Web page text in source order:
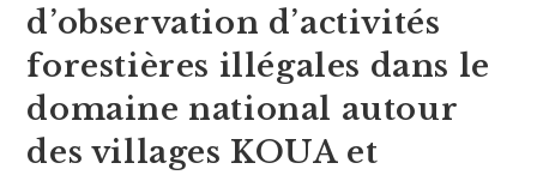
d’observation d’activités
forestières illégales dans le
domaine national autour
des villages KOUA et